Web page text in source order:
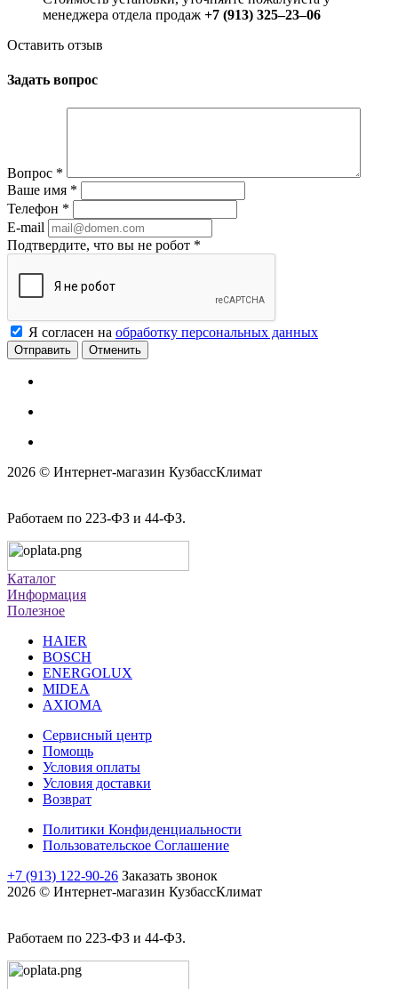
менеджера отдела продаж +7 (913) 325‒23‒06
Оставить отзыв
Задать вопрос
Вопрос *
Ваше имя *
Телефон *
E-mail
Подтвердите, что вы не робот *
Я согласен на обработку персональных данных
Отменить
2026 © Интернет-магазин КузбассКлимат
Работаем по 223-ФЗ и 44-ФЗ.
Каталог
Информация
Полезное
HAIER
BOSCH
ENERGOLUX
MIDEA
AXIOMA
Сервисный центр
Помощь
Условия оплаты
Условия доставки
Возврат
Политики Конфиденциальности
Пользовательское Соглашение
+7 (913) 122-90-26 Заказать звонок
2026 © Интернет-магазин КузбассКлимат
Работаем по 223-ФЗ и 44-ФЗ.